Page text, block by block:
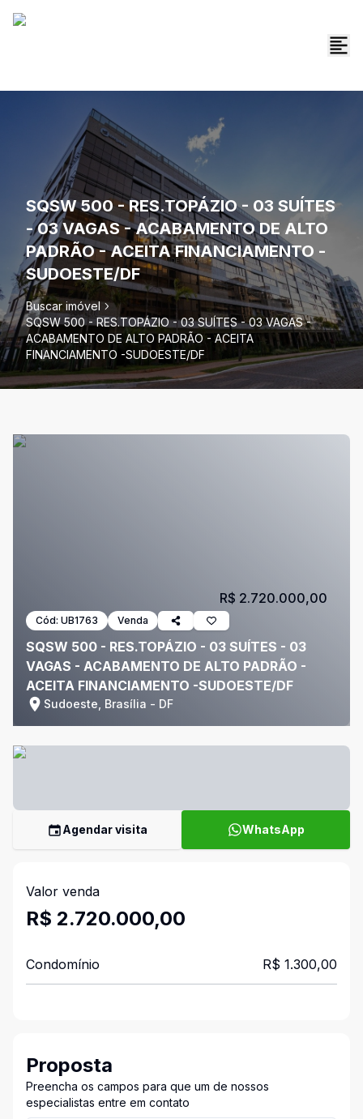
SQSW 500 - RES.TOPÁZIO - 03 SUÍTES
- 03 VAGAS - ACABAMENTO DE ALTO
PADRÃO - ACEITA FINANCIAMENTO -
SUDOESTE/DF
Buscar imóvel
SQSW 500 - RES.TOPÁZIO - 03 SUÍTES - 03 VAGAS -
ACABAMENTO DE ALTO PADRÃO - ACEITA
FINANCIAMENTO -SUDOESTE/DF
Cód: UB1763 Venda
SQSW 500 - RES.TOPÁZIO - 03 SUÍTES - 03
VAGAS - ACABAMENTO DE ALTO PADRÃO -
ACEITA FINANCIAMENTO -SUDOESTE/DF
Sudoeste, Brasília - DF
R$ 2.720.000,00
Agendar visita WhatsApp
Valor venda
R$ 2.720.000,00
Condomínio R$ 1.300,00
Proposta
Preencha os campos para que um de nossos
especialistas entre em contato